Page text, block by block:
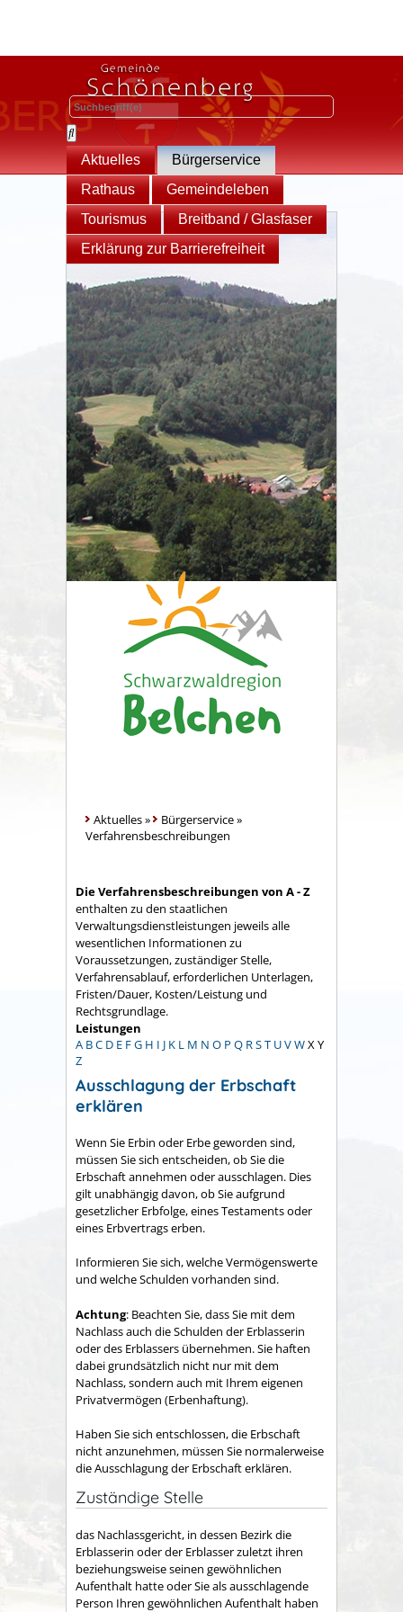
Aktuelles
Bürgerservice
Rathaus
Gemeindeleben
Tourismus
Breitband / Glasfaser
Erklärung zur Barrierefreiheit
Aktuelles» Bürgerservice»
Verfahrensbeschreibungen
Die Verfahrensbeschreibungen von A - Z
enthalten zu den staatlichen
Verwaltungsdienstleistungen jeweils alle
wesentlichen Informationen zu
Voraussetzungen, zuständiger Stelle,
Verfahrensablauf, erforderlichen Unterlagen,
Fristen/Dauer, Kosten/Leistung und
Rechtsgrundlage.
Leistungen
A BC D E FG H I J K L M N O P Q RST UVWX Y
Z
Ausschlagung der Erbschaft
erklären
Wenn Sie Erbin oder Erbe geworden sind,
müssen Sie sich entscheiden, ob Sie die
Erbschaft annehmen oder ausschlagen. Dies
gilt unabhängig davon, ob Sie aufgrund
gesetzlicher Erbfolge, eines Testaments oder
eines Erbvertrags erben.
Informieren Sie sich, welche Vermögenswerte
und welche Schulden vorhanden sind.
Achtung: Beachten Sie, dass Sie mit dem
Nachlass auch die Schulden der Erblasserin
oder des Erblassers übernehmen. Sie haften
dabei grundsätzlich nicht nur mit dem
Nachlass, sondern auch mit Ihrem eigenen
Privatvermögen (Erbenhaftung).
Haben Sie sich entschlossen, die Erbschaft
nicht anzunehmen, müssen Sie normalerweise
die Ausschlagung der Erbschaft erklären.
Zuständige Stelle
das Nachlassgericht, in dessen Bezirk die
Erblasserin oder der Erblasser zuletzt ihren
beziehungsweise seinen gewöhnlichen
Aufenthalt hatte oder Sie als ausschlagende
Person Ihren gewöhnlichen Aufenthalt haben